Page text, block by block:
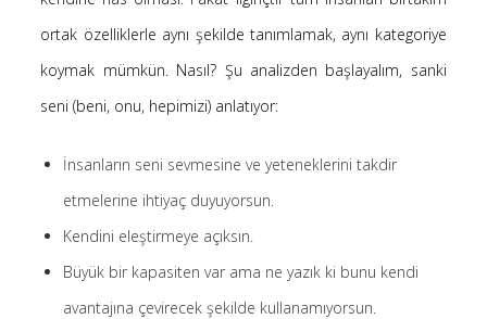
Saçı Örtmek Kur’an’ın Emri midir? – Nihai
24 Ağustos 2025
20 Şubat 2025
Anlam Arayışı – Günlük
27 Kasım 2024
Kendime Düşünceler
27 Ekim 2024
ortak özelliklerle aynı şekilde tanımlamak, aynı kategoriye
koymak mümkün. Nasıl? Şu analizden başlayalım, sanki
seni (beni, onu, hepimizi) anlatıyor:
İnsanların seni sevmesine ve yeteneklerini takdir
etmelerine ihtiyaç duyuyorsun.
Kendini eleştirmeye açıksın.
Büyük bir kapasiten var ama ne yazık ki bunu kendi
avantajına çevirecek şekilde kullanamıyorsun.